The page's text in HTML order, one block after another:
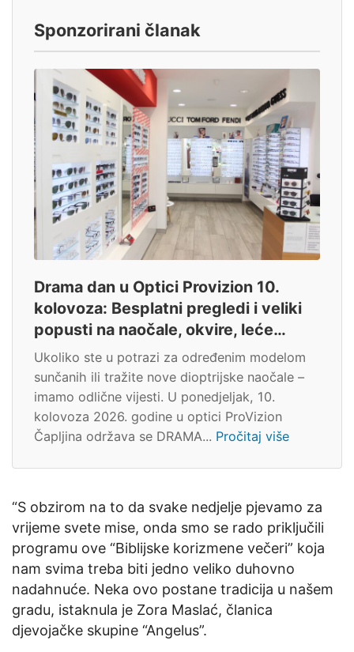
Sponzorirani članak
Drama dan u Optici Provizion 10.
kolovoza: Besplatni pregledi i veliki
popusti na naočale, okvire, leće…
Ukoliko ste u potrazi za određenim modelom
sunčanih ili tražite nove dioptrijske naočale –
imamo odlične vijesti. U ponedjeljak, 10.
kolovoza 2026. godine u optici ProVizion
Čapljina održava se DRAMA... Pročitaj više
“S obzirom na to da svake nedjelje pjevamo za
vrijeme svete mise, onda smo se rado priključili
programu ove “Biblijske korizmene večeri” koja
nam svima treba biti jedno veliko duhovno
nadahnuće. Neka ovo postane tradicija u našem
gradu, istaknula je Zora Maslać, članica
djevojačke skupine “Angelus”.